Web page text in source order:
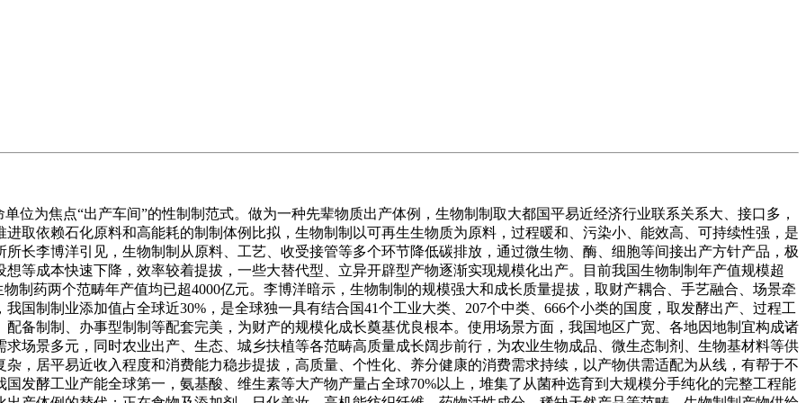
焦点“出产车间”的性制制范式。做为一种先辈物质出产体例，生物制制取大都国平易近经济行业联系关系大、接口多，
取依赖石化原料和高能耗的制制体例比拟，生物制制以可再生生物质为原料，过程暖和、污染小、能效高、可持续性强，是
长李博洋引见，生物制制从原料、工艺、收受接管等多个环节降低碳排放，通过微生物、酶、细胞等间接出产方针产品，极
等成本快速下降，效率较着提拔，一些大替代型、立异开辟型产物逐渐实现规模化出产。目前我国生物制制年产值规模超
制药两个范畴年产值均已超4000亿元。李博洋暗示，生物制制的规模强大和成长质量提拔，取财产耦合、手艺融合、场景牵
国制制业添加值占全球近30%，是全球独一具有结合国41个工业大类、207个中类、666个小类的国度，取发酵出产、过程工
备制制、办事型制制等配套完美，为财产的规模化成长奠基优良根本。使用场景方面，我国地区广宽、各地因地制宜构成诸
场景多元，同时农业出产、生态、城乡扶植等各范畴高质量成长阔步前行，为农业生物成品、微生态制剂、生物基材料等供
，居平易近收入程度和消费能力稳步提拔，高质量、个性化、养分健康的消费需求持续，以产物供需适配为从线，有帮于不
发酵工业产能全球第一，氨基酸、维生素等大产物产量占全球70%以上，堆集了从菌种选育到大规模分手纯化的完整工程能